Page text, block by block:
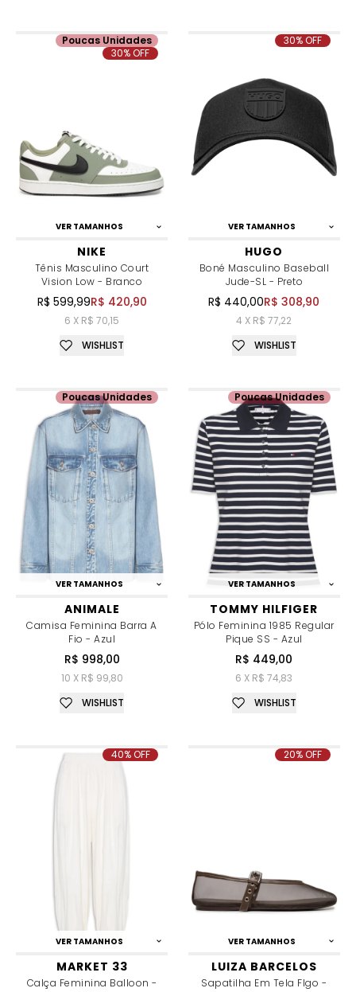
VER TAMANHOS
NIKE
Tênis Masculino Court
Vision Low - Branco
R$ 599,99R$ 420,90
6 X R$ 70,15
Poucas Unidades
30% OFF
WISHLIST
VER TAMANHOS
HUGO
Boné Masculino Baseball
Jude-SL - Preto
R$ 440,00R$ 308,90
4 X R$ 77,22
30% OFF
WISHLIST
VER TAMANHOS
ANIMALE
Camisa Feminina Barra A
Fio - Azul
R$ 998,00
10 X R$ 99,80
Poucas Unidades
WISHLIST
VER TAMANHOS
TOMMY HILFIGER
Pólo Feminina 1985 Regular
Pique SS - Azul
R$ 449,00
6 X R$ 74,83
Poucas Unidades
WISHLIST
VER TAMANHOS
MARKET 33
Calça Feminina Balloon -
40% OFF
VER TAMANHOS
LUIZA BARCELOS
Sapatilha Em Tela FIgo -
20% OFF